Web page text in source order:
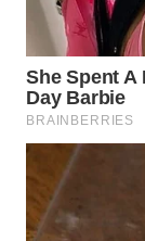
KARAWANG
WN
BEKASI
WN
BOGOR
WN